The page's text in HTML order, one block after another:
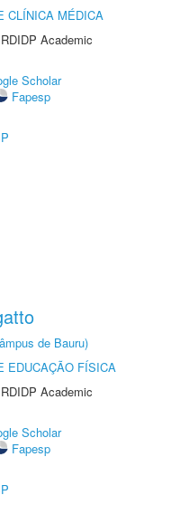
CLÍNICA MÉDICA
Academic
Scholar
Fapesp
de Bauru)
EDUCAÇÃO FÍSICA
Academic
Scholar
Fapesp